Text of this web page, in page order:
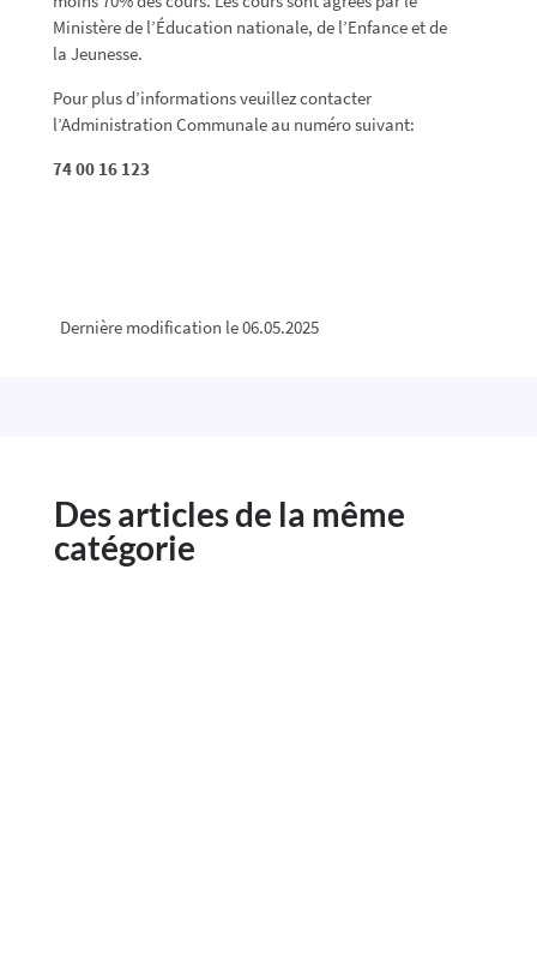
Ministère de l’Éducation nationale, de l’Enfance et de
la Jeunesse.
Pour plus d’informations veuillez contacter
l’Administration Communale au numéro suivant:
74 00 16 123
Dernière modification le 06.05.2025
Des articles de la même
catégorie